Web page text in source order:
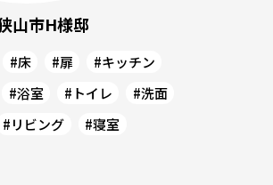
山市H様邸
#床 #扉
#キッチン
#浴室 #トイレ
#洗面
#リビング #寝室